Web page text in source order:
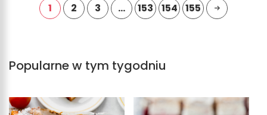
1 2 3 … 153 154 155
Popularne w tym tygodniu